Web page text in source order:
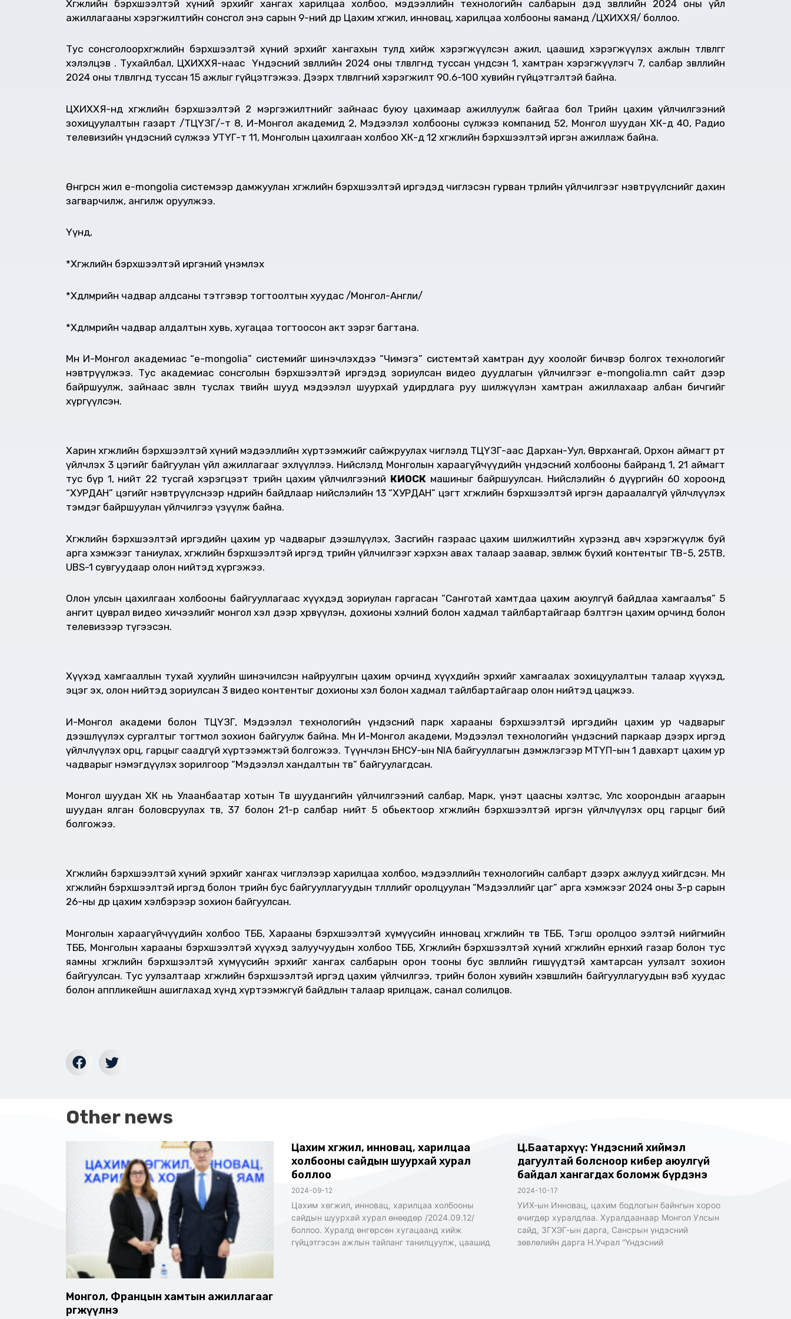
Хөгжлийн бэрхшээлтэй хүний эрхийг хангах харилцаа холбоо, мэдээллийн технологийн салбарын дэд зөвлөлийн 2024 оны үйл
ажиллагааны хэрэгжилтийн сонсгол энэ сарын 9-ний өдөр Цахим хөгжил, инновац, харилцаа холбооны яаманд /ЦХИХХЯ/ боллоо.
Тус сонсголоорхөгжлийн бэрхшээлтэй хүний эрхийг хангахын тулд хийж хэрэгжүүлсэн ажил, цаашид хэрэгжүүлэх ажлын төлөвлөгөөг
хэлэлцэв . Тухайлбал, ЦХИХХЯ-наас Үндэсний зөвлөлийн 2024 оны төлөвлөгөөнд туссан үндсэн 1, хамтран хэрэгжүүлэгч 7, салбар зөвлөлийн
2024 оны төлөвлөгөөнд туссан 15 ажлыг гүйцэтгэжээ. Дээрх төлөвлөгөөний хэрэгжилт 90.6-100 хувийн гүйцэтгэлтэй байна.
ЦХИХХЯ-нд хөгжлийн бэрхшээлтэй 2 мэргэжилтнийг зайнаас буюу цахимаар ажиллуулж байгаа бол Төрийн цахим үйлчилгээний
зохицуулалтын газарт /ТЦҮЗГ/-т 8, И-Монгол академид 2, Мэдээлэл холбооны сүлжээ компанид 52, Монгол шуудан ХК-д 40, Радио
телевизийн үндэсний сүлжээ УТҮГ-т 11, Монголын цахилгаан холбоо ХК-д 12 хөгжлийн бэрхшээлтэй иргэн ажиллаж байна.
Өнгөрсөн жил e-mongolia системээр дамжуулан хөгжлийн бэрхшээлтэй иргэдэд чиглэсэн гурван төрлийн үйлчилгээг нэвтрүүлснийг дахин
загварчилж, ангилж оруулжээ.
Үүнд,
*Хөгжлийн бэрхшээлтэй иргэний үнэмлэх
*Хөдөлмөрийн чадвар алдсаны тэтгэвэр тогтоолтын хуудас /Монгол-Англи/
*Хөдөлмөрийн чадвар алдалтын хувь, хугацаа тогтоосон акт зэрэг багтана.
Мөн И-Монгол академиас “e-mongolia” системийг шинэчлэхдээ “Чимэгэ” системтэй хамтран дуу хоолойг бичвэр болгох технологийг
нэвтрүүлжээ. Тус академиас сонсголын бэрхшээлтэй иргэдэд зориулсан видео дуудлагын үйлчилгээг e-mongolia.mn сайт дээр
байршуулж, зайнаас зөвлөн туслах төвийн шууд мэдээлэл шуурхай удирдлага руу шилжүүлэн хамтран ажиллахаар албан бичгийг
хүргүүлсэн.
Харин хөгжлийн бэрхшээлтэй хүний мэдээллийн хүртээмжийг сайжруулах чиглэлд ТЦҮЗГ-аас Дархан-Уул, Өвөрхангай, Орхон аймагт өөртөө
үйлчлэх 3 цэгийг байгуулан үйл ажиллагааг эхлүүллээ. Нийслэлд Монголын хараагүйчүүдийн үндэсний холбооны байранд 1, 21 аймагт
тус бүр 1, нийт 22 тусгай хэрэгцээт төрийн цахим үйлчилгээний КИОСК машиныг байршуулсан. Нийслэлийн 6 дүүргийн 60 хороонд
“ХУРДАН” цэгийг нэвтрүүлснээр өнөөдрийн байдлаар нийслэлийн 13 “ХУРДАН” цэгт хөгжлийн бэрхшээлтэй иргэн дараалалгүй үйлчлүүлэх
тэмдэг байршуулан үйлчилгээ үзүүлж байна.
Хөгжлийн бэрхшээлтэй иргэдийн цахим ур чадварыг дээшлүүлэх, Засгийн газраас цахим шилжилтийн хүрээнд авч хэрэгжүүлж буй
арга хэмжээг таниулах, хөгжлийн бэрхшээлтэй иргэд төрийн үйлчилгээг хэрхэн авах талаар заавар, зөвлөмж бүхий контентыг ТВ-5, 25ТВ,
UBS-1 сувгуудаар олон нийтэд хүргэжээ.
Олон улсын цахилгаан холбооны байгууллагаас хүүхдэд зориулан гаргасан “Санготай хамтдаа цахим аюулгүй байдлаа хамгаалъя” 5
ангит цуврал видео хичээлийг монгол хэл дээр хөрвүүлэн, дохионы хэлний болон хадмал тайлбартайгаар бэлтгэн цахим орчинд болон
телевизээр түгээсэн.
Хүүхэд хамгааллын тухай хуулийн шинэчилсэн найруулгын цахим орчинд хүүхдийн эрхийг хамгаалах зохицуулалтын талаар хүүхэд,
эцэг эх, олон нийтэд зориулсан 3 видео контентыг дохионы хэл болон хадмал тайлбартайгаар олон нийтэд цацжээ.
И-Монгол академи болон ТЦҮЗГ, Мэдээлэл технологийн үндэсний парк харааны бэрхшээлтэй иргэдийн цахим ур чадварыг
дээшлүүлэх сургалтыг тогтмол зохион байгуулж байна. Мөн И-Монгол академи, Мэдээлэл технологийн үндэсний паркаар дээрх иргэд
үйлчлүүлэх орц, гарцыг саадгүй хүртээмжтэй болгожээ. Түүнчлэн БНСУ-ын NIA байгууллагын дэмжлэгээр МТҮП-ын 1 давхарт цахим ур
чадварыг нэмэгдүүлэх зорилгоор “Мэдээлэл хандалтын төв” байгуулагдсан.
Монгол шуудан ХК нь Улаанбаатар хотын Төв шуудангийн үйлчилгээний салбар, Марк, үнэт цаасны хэлтэс, Улс хоорондын агаарын
шуудан ялган боловсруулах төв, 37 болон 21-р салбар нийт 5 обьектоор хөгжлийн бэрхшээлтэй иргэн үйлчлүүлэх орц гарцыг бий
болгожээ.
Хөгжлийн бэрхшээлтэй хүний эрхийг хангах чиглэлээр харилцаа холбоо, мэдээллийн технологийн салбарт дээрх ажлууд хийгдсэн. Мөн
хөгжлийн бэрхшээлтэй иргэд болон төрийн бус байгууллагуудын төлөөллийг оролцуулан “Мэдээллийг цаг” арга хэмжээг 2024 оны 3-р сарын
26-ны өдөр цахим хэлбэрээр зохион байгуулсан.
Монголын хараагүйчүүдийн холбоо ТББ, Харааны бэрхшээлтэй хүмүүсийн инновац хөгжлийн төв ТББ, Тэгш оролцоо ээлтэй нийгмийн
ТББ, Монголын харааны бэрхшээлтэй хүүхэд залуучуудын холбоо ТББ, Хөгжлийн бэрхшээлтэй хүний хөгжлийн ерөнхий газар болон тус
яамны хөгжлийн бэрхшээлтэй хүмүүсийн эрхийг хангах салбарын орон тооны бус зөвлөлийн гишүүдтэй хамтарсан уулзалт зохион
байгуулсан. Тус уулзалтаар хөгжлийн бэрхшээлтэй иргэд цахим үйлчилгээ, төрийн болон хувийн хэвшлийн байгууллагуудын вэб хуудас
болон аппликейшн ашиглахад хүнд хүртээмжгүй байдлын талаар ярилцаж, санал солилцов.
Other news
Монгол, Францын хамтын ажиллагааг
өргөжүүлнэ
Цахим хөгжил, инновац, харилцаа
холбооны сайдын шуурхай хурал
боллоо
2024-09-12
Цахим хөгжил, инновац, харилцаа холбооны
сайдын шуурхай хурал өнөөдөр /2024.09.12/
боллоо. Хуралд өнгөрсөн хугацаанд хийж
гүйцэтгэсэн ажлын тайланг танилцуулж, цаашид
Ц.Баатархүү: Үндэсний хиймэл
дагуултай болсноор кибер аюулгүй
байдал хангагдах боломж бүрдэнэ
2024-10-17
УИХ-ын Инновац, цахим бодлогын байнгын хороо
өчигдөр хуралдлаа. Хуралдаанаар Монгол Улсын
сайд, ЗГХЭГ-ын дарга, Сансрын үндэсний
зөвлөлийн дарга Н.Учрал “Үндэсний